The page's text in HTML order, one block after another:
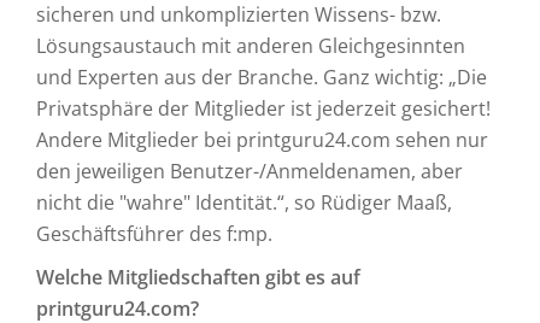
sicheren und unkomplizierten Wissens- bzw.
Lösungsaustauch mit anderen Gleichgesinnten
und Experten aus der Branche. Ganz wichtig: „Die
Privatsphäre der Mitglieder ist jederzeit gesichert!
Andere Mitglieder bei printguru24.com sehen nur
den jeweiligen Benutzer-/Anmeldenamen, aber
nicht die "wahre" Identität.“, so Rüdiger Maaß,
Geschäftsführer des f:mp.
Welche Mitgliedschaften gibt es auf
printguru24.com?